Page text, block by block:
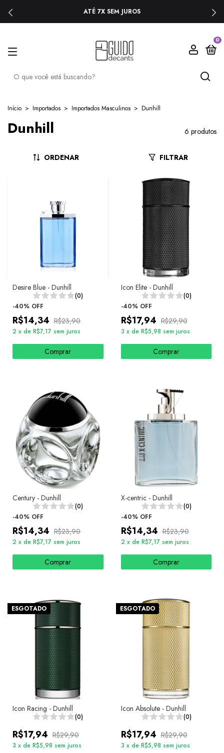
ATÉ 7X SEM JUROS
0
Início > Importados > Importados Masculinos > Dunhill
Dunhill 6 produtos
ORDENAR FILTRAR
Desire Blue - Dunhill
(0)
-40% OFF
R$14,34 R$23,90
2 x de R$7,17 sem juros
Comprar
Icon Elite - Dunhill
(0)
-40% OFF
R$17,94 R$29,90
3 x de R$5,98 sem juros
Comprar
Century - Dunhill
(0)
-40% OFF
R$14,34 R$23,90
2 x de R$7,17 sem juros
Comprar
X-centric - Dunhill
(0)
-40% OFF
R$14,34 R$23,90
2 x de R$7,17 sem juros
Comprar
ESGOTADO
Icon Racing - Dunhill
(0)
R$17,94 R$29,90
3 x de R$5,98 sem juros
ESGOTADO
Icon Absolute - Dunhill
(0)
R$17,94 R$29,90
3 x de R$5,98 sem juros